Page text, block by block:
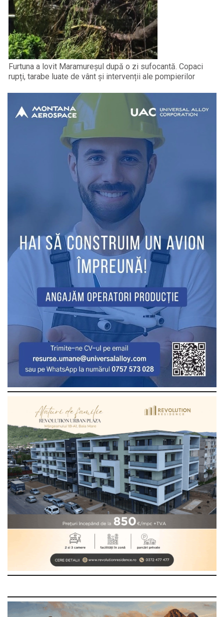
Furtuna a lovit Maramureșul după o zi sufocantă. Copaci
rupți, tarabe luate de vânt și intervenții ale pompierilor